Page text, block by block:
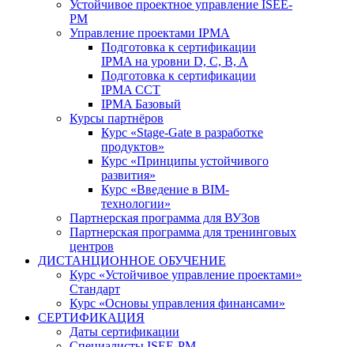
Устойчивое проектное управление ISEE-
PM
Управление проектами IPMA
Подготовка к сертификации
IPMA на уровни D, C, B, A
Подготовка к сертификации
IPMA CCT
IPMA Базовый
Курсы партнёров
Курс «Stage-Gate в разработке
продуктов»
Курс «Принципы устойчивого
развития»
Курс «Введение в BIM-
технологии»
Партнерская программа для ВУЗов
Партнерская программа для тренинговых
центров
ДИСТАНЦИОННОЕ ОБУЧЕНИЕ
Курс «Устойчивое управление проектами»
Стандарт
Курс «Основы управления финансами»
СЕРТИФИКАЦИЯ
Даты сертификации